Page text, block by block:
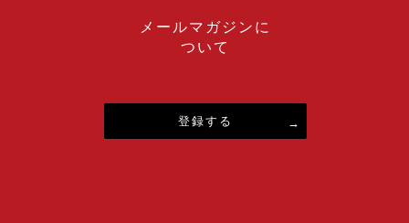
メールマガジンに
ついて
登録する